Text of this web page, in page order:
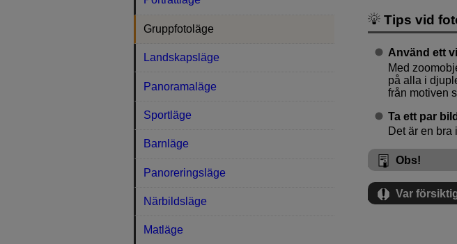
Tips vid
Använd ett
Med
på alla i
från motiven
Ta ett par
Det är en
Obs!
Var
Gruppfotoläge
Landskapsläge
Panoramaläge
Sportläge
Barnläge
Panoreringsläge
Närbildsläge
Matläge